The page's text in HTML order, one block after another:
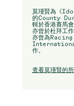
莫瑾賢為《
的County
輯於香港賽馬
亦曾於杜拜工
亦曾為
International
作。
查看莫瑾賢的